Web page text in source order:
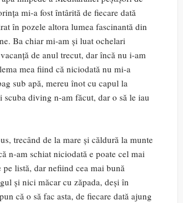
mi-a fost întârită de fiecare dată
în pozele altora lumea fascinantă din
Ba chiar mi-am și luat ochelari
de anul trecut, dar încă nu i-am
mea fiind că niciodată nu mi-a
sub apă, mereu înot cu capul la
scuba diving n-am făcut, dar o să le iau
trecând de la mare și căldură la munte
n-am schiat niciodată e poate cel mai
listă, dar nefiind cea mai bună
și nici măcar cu zăpada, deși în
că o să fac asta, de fiecare dată ajung